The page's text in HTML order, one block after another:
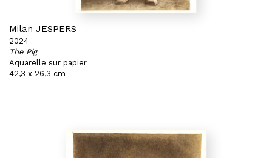
Milan JESPERS
2024
The Pig
Aquarelle sur papier
42,3 x 26,3 cm